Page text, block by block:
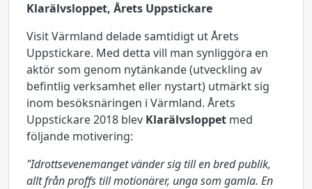
Klarälvsloppet, Årets Uppstickare
Visit Värmland delade samtidigt ut Årets
Uppstickare. Med detta vill man synliggöra en
aktör som genom nytänkande (utveckling av
befintlig verksamhet eller nystart) utmärkt sig
inom besöksnäringen i Värmland. Årets
Uppstickare 2018 blev Klarälvsloppet med
följande motivering:
"Idrottsevenemanget vänder sig till en bred publik,
allt från proffs till motionärer, unga som gamla. En